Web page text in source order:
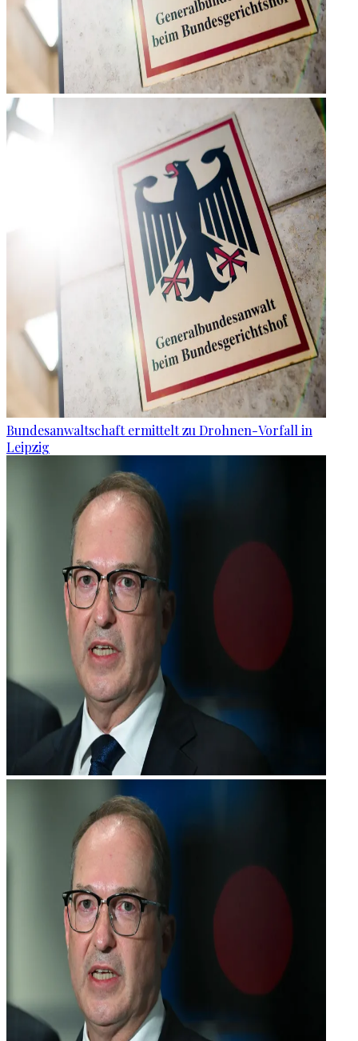
Bundesanwaltschaft ermittelt zu Drohnen-Vorfall in
Leipzig